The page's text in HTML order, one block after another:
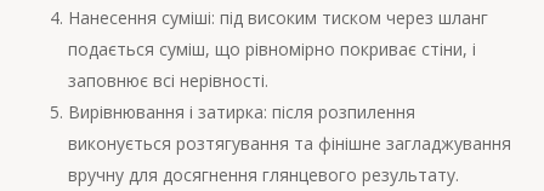
Нанесення суміші: під високим тиском через шланг
подається суміш, що рівномірно покриває стіни, і
заповнює всі нерівності.
Вирівнювання і затирка: після розпилення
виконується розтягування та фінішне загладжування
вручну для досягнення глянцевого результату.